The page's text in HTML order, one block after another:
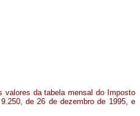
valores da tabela mensal do Imposto
de 26 de dezembro de 1995, e